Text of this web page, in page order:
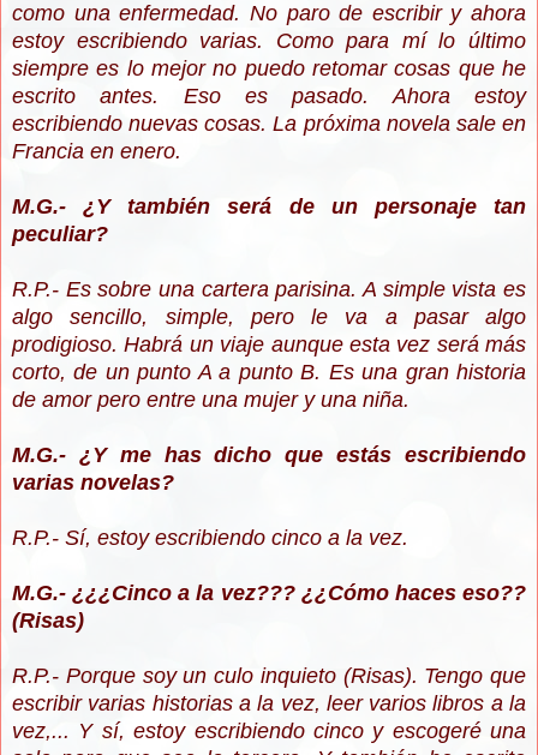
como una enfermedad. No paro de escribir y ahora
estoy escribiendo varias. Como para mí lo último
siempre es lo mejor no puedo retomar cosas que he
escrito antes. Eso es pasado. Ahora estoy
escribiendo nuevas cosas. La próxima novela sale en
Francia en enero.
M.G.- ¿Y también será de un personaje tan
peculiar?
R.P.- Es sobre una cartera parisina. A simple vista es
algo sencillo, simple, pero le va a pasar algo
prodigioso. Habrá un viaje aunque esta vez será más
corto, de un punto A a punto B. Es una gran historia
de amor pero entre una mujer y una niña.
M.G.- ¿Y me has dicho que estás escribiendo
varias novelas?
R.P.- Sí, estoy escribiendo cinco a la vez.
M.G.- ¿¿¿Cinco a la vez??? ¿¿Cómo haces eso??
(Risas)
R.P.- Porque soy un culo inquieto (Risas). Tengo que
escribir varias historias a la vez, leer varios libros a la
vez,... Y sí, estoy escribiendo cinco y escogeré una